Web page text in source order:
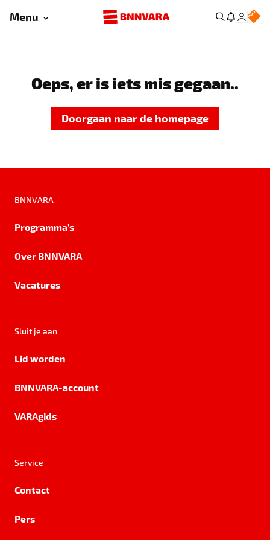
Menu
Oeps, er is iets mis gegaan..
Doorgaan naar de homepage
BNNVARA
Programma's
Over BNNVARA
Vacatures
Sluit je aan
Lid worden
BNNVARA-account
VARAgids
Service
Contact
Pers